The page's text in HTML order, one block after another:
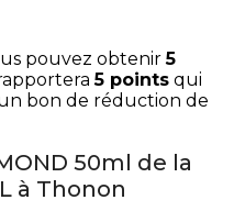
pouvez obtenir5
5 points qui
bon de réduction de
50ml de la
à Thonon